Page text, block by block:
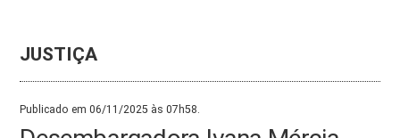
JUSTIÇA
Publicado em 06/11/2025 às 07h58.